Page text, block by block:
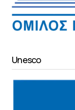
Unesco